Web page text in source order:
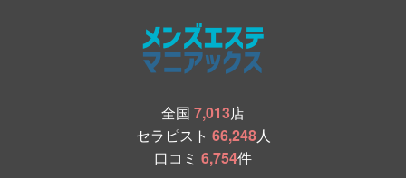
全国 7,013店
セラピスト 66,248人
口コミ 6,754件